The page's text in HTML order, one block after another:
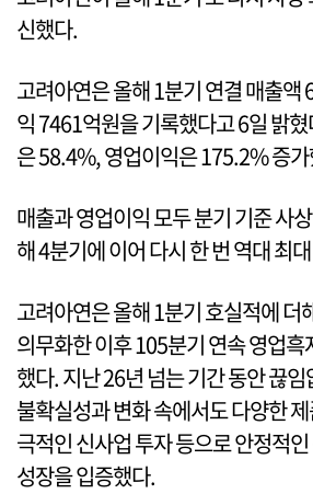
신했다.
고려아연은 올해 1분기 연결 매출액
익 7461억원을 기록했다고 6일 밝
은 58.4%, 영업이익은 175.2% 증
매출과 영업이익 모두 분기 기준 사
해 4분기에 이어 다시 한 번 역대 최
고려아연은 올해 1분기 호실적에 더
의무화한 이후 105분기 연속 영업
했다. 지난 26년 넘는 기간 동안 끊
불확실성과 변화 속에서도 다양한
극적인 신사업 투자 등으로 안정적
성장을 입증했다.